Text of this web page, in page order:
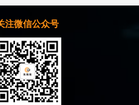
战略计划，继续乘风破浪，再创佳绩。公
及总部员工参加了此次会议。
注微信公众号